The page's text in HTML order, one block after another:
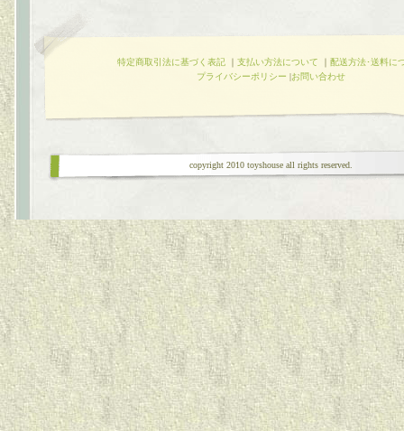
特定商取引法に基づく表記 ｜ 支払い方法について ｜ 配送方法･送料に
プライバシーポリシー |お問い合わせ
copyright 2010 toyshouse all rights reserved.